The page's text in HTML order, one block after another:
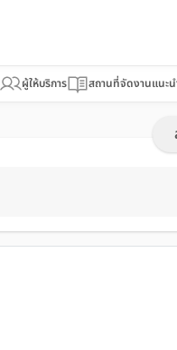
ผู้ให้บริการ สถานที่จัดงานแนะน